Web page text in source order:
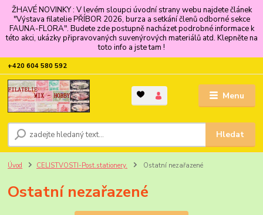
ŽHAVÉ NOVINKY : V levém sloupci úvodní strany webu najdete článek
"Výstava filatelie PŘÍBOR 2026, burza a setkání členů odborné sekce
FAUNA-FLORA". Budete zde postupně nacházet podrobné informace k
této akci, ukázky připravovaných suvenýrových materiálů atd. Klepněte na
toto info a jste tam !
Menu
Hledat
+420 604 580 592
Úvod CELISTVOSTI-Post.stationery. Ostatní nezařazené
Ostatní nezařazené